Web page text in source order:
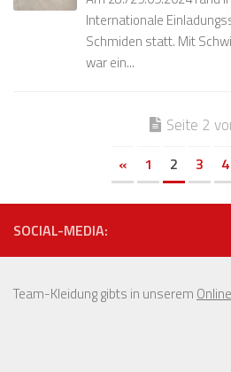
Internationale
Schmiden statt. Mit
war ein...
Seite 2
« 1 2 3 4
SOCIAL-MEDIA:
Team-Kleidung gibts in unserem